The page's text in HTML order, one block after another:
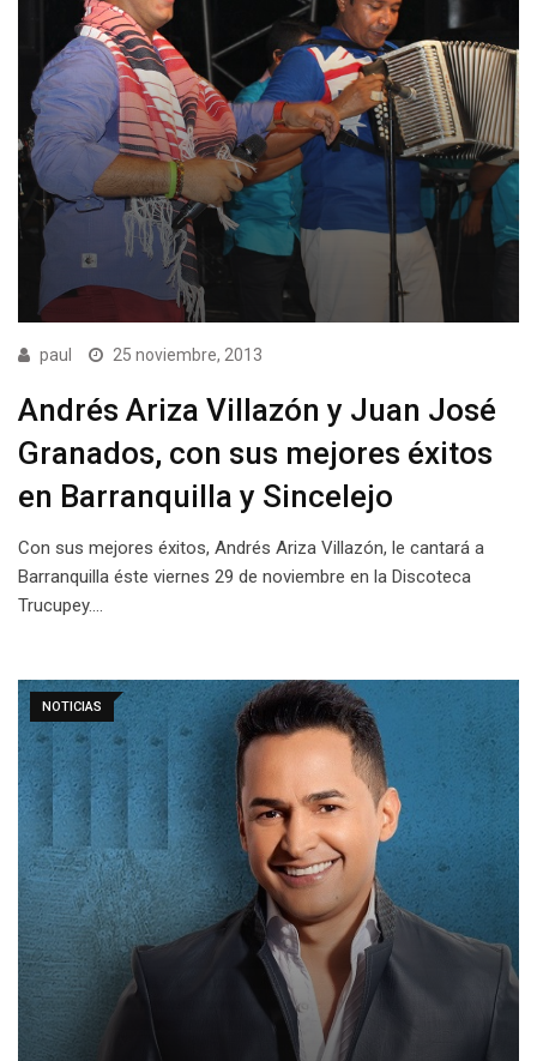
paul 25 noviembre, 2013
Andrés Ariza Villazón y Juan José
Granados, con sus mejores éxitos
en Barranquilla y Sincelejo
Con sus mejores éxitos, Andrés Ariza Villazón, le cantará a
Barranquilla éste viernes 29 de noviembre en la Discoteca
Trucupey.…
NOTICIAS